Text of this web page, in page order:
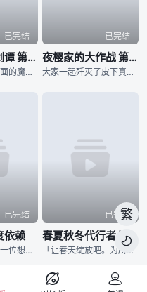
已完结
杖与剑的魔剑谭 第二季
为了成为独当一面的魔导士，少年威尔进入魔法学院学习。然而个性努力认真的他，即使想成为魔导士却有个致命性的弱点。那就是「他完全无法使用魔法」。同学跟老师都用冷漠的眼神看待他，尽管有的时候感到相当挫折，威
已完结
夜樱家的大作战 第二季
大家一起歼灭了皮下真率领的犯罪组织「蒲公英」，「夜樱前线」顺利成功，接着还一并举办了太阳与六美的婚宴，夜樱家迎来了安稳的日常生活…… 然而却冒出了新任务？ 某天，太阳在梦中与夜樱家初代当家夜樱蕾进
已完结
依赖
这部作品描写了一位想要成为最强的主播同时迫切想要得到他人认可的女孩，与辅佐她的「阿P」共同生活30天的多结局ADV。于2022年01月在Steam平台发售，至今为止已累积超过300万次下载数量，相关歌
已完结
春夏秋冬代行者 春之舞
「让春天绽放吧。为所有人带来春天。」 所谓的「四季代行者」，指的是凭藉四季诸神赐予的特殊力量，使季节在各地流转的现人神。 人们习以为常的四季更迭，正是仰赖他们不懈的努力才得以维系。 然而，自从春
繁
